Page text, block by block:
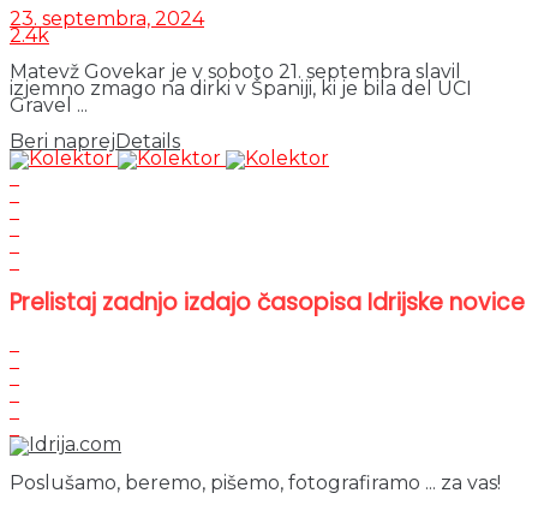
23. septembra, 2024
2.4k
Matevž Govekar je v soboto 21. septembra slavil
izjemno zmago na dirki v Španiji, ki je bila del UCI
Gravel ...
Beri naprej Details
Prelistaj zadnjo izdajo časopisa Idrijske novice
Poslušamo, beremo, pišemo, fotografiramo ... za vas!